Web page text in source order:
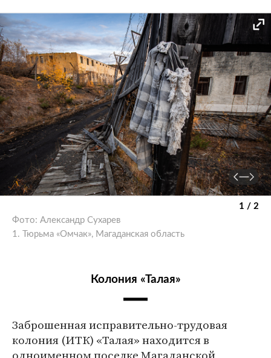
1 / 2
Фото: Александр Сухарев
1. Тюрьма «Омчак», Магаданская область
Колония «Талая»
Заброшенная исправительно-трудовая
колония (ИТК) «Талая» находится в